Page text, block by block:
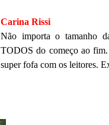
Carina Rissi
Não importa o tamanho
TODOS do começo ao
super fofa com os leitores.